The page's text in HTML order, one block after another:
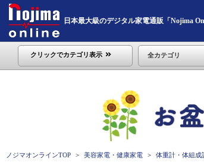
日本最大級のデジタル家電通販「Nojima
クリックでカテゴリ表示 全カテゴリ
ノジマオンラインTOP 美容家電・健康家電 体重計・体組成